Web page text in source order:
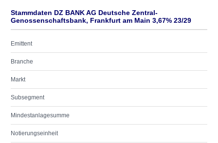
Stammdaten DZ BANK AG Deutsche Zentral-
Genossenschaftsbank, Frankfurt am Main 3,67% 23/29
Emittent
Branche
Markt
Subsegment
Mindestanlagesumme
Notierungseinheit